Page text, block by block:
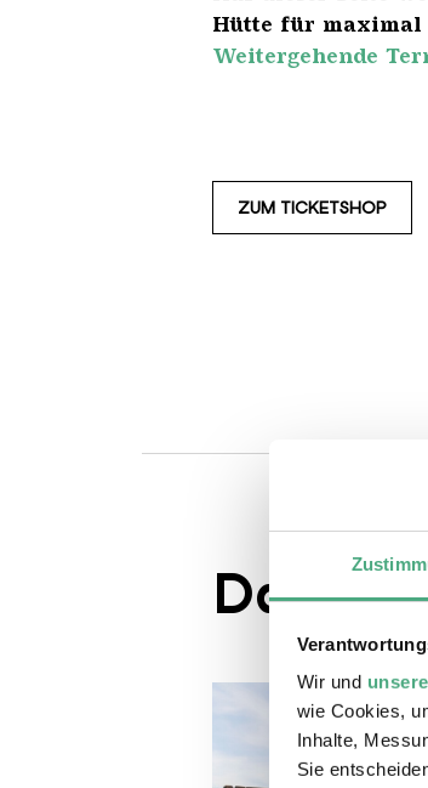
Wir und
wie Cookies,
Inhalte,
Sie
Hütte für maximal
Weitergehende
ZUM TICKETSHOP
Das